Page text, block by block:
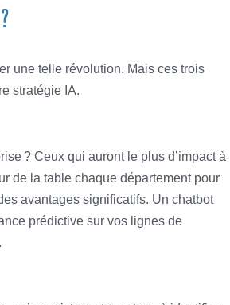
une telle révolution. Mais ces trois
stratégie IA.
? Ceux qui auront le plus d’impact à
de la table chaque département pour
avantages significatifs. Un chatbot
prédictive sur vos lignes de